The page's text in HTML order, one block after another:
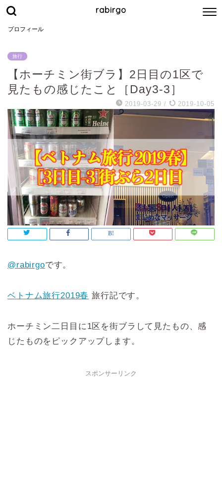
rabirgo
プロフィール
旅行
【ホーチミン街ブラ】2日目の1区で
見たもの感じたこと［Day3-3］
2019-03-29 / 2019-10-05
@rabirgoです。
ベトナム旅行2019春 旅行記です。
ホーチミン二日目に1区を街ブラして見たもの、感
じたものをピックアップします。
スポンサーリンク